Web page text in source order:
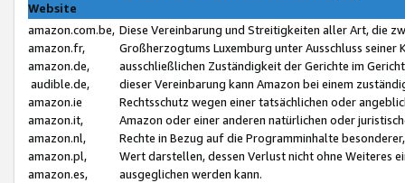
Website
amazon.com.be,
amazon.fr,
amazon.de,
audible.de,
amazon.ie
amazon.it,
amazon.nl,
amazon.pl,
amazon.es,
Diese Vereinbarung und Streitigkeiten aller Art, die
Großherzogtums Luxemburg unter Ausschluss
ausschließlichen Zuständigkeit der Gerichte im
dieser Vereinbarung kann Amazon bei einem
Rechtsschutz wegen einer tatsächlichen oder
Amazon oder einer anderen natürlichen oder
Rechte in Bezug auf die Programminhalte
Wert darstellen, dessen Verlust nicht ohne Weiteres
ausgeglichen werden kann.